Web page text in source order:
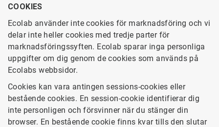
COOKIES
Ecolab använder inte cookies för marknadsföring och vi
delar inte heller cookies med tredje parter för
marknadsföringssyften. Ecolab sparar inga personliga
uppgifter om dig genom de cookies som används på
Ecolabs webbsidor.
Cookies kan vara antingen sessions-cookies eller
bestående cookies. En session-cookie identifierar dig
inte personligen och försvinner när du stänger din
browser. En bestående cookie finns kvar tills den slutar